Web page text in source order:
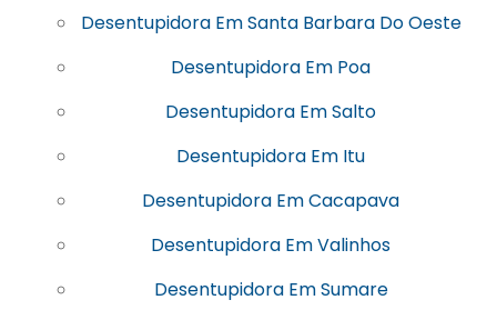
Desentupidora Em Santa Barbara Do Oeste
Desentupidora Em Poa
Desentupidora Em Salto
Desentupidora Em Itu
Desentupidora Em Cacapava
Desentupidora Em Valinhos
Desentupidora Em Sumare